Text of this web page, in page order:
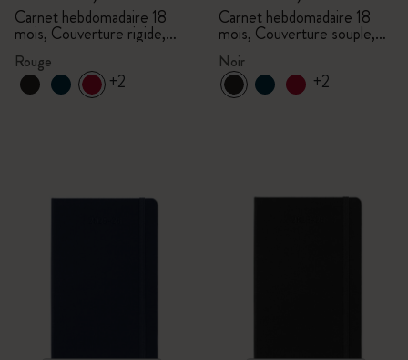
Carnet hebdomadaire 18
mois, Couverture rigide,
Rouge écarlate
Rouge
+2
Carnet hebdomadaire 18
mois, Couverture souple,
Noir
Noir
+2